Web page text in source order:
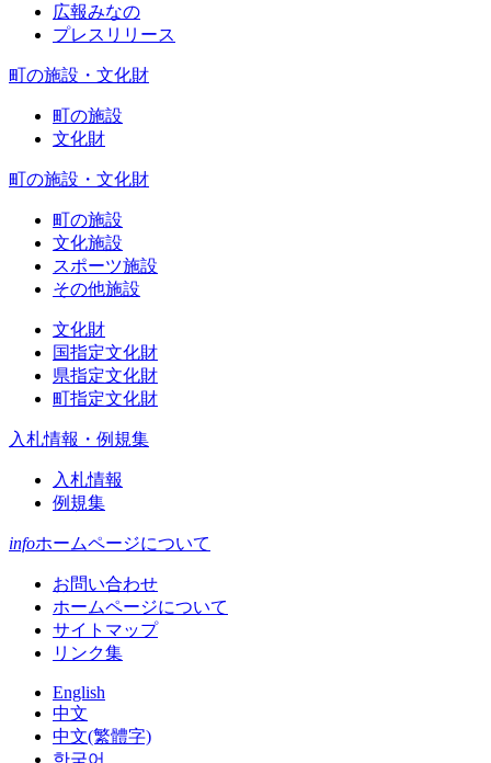
広報みなの
プレスリリース
町の施設・文化財
町の施設
文化財
町の施設・文化財
町の施設
文化施設
スポーツ施設
その他施設
文化財
国指定文化財
県指定文化財
町指定文化財
入札情報・例規集
入札情報
例規集
infoホームページについて
お問い合わせ
ホームページについて
サイトマップ
リンク集
English
中文
中文(繁體字)